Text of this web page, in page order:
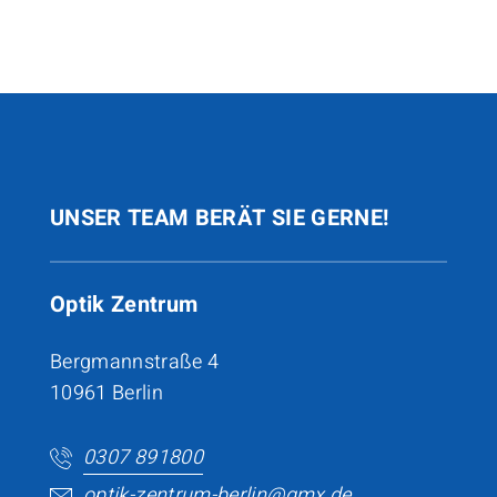
UNSER TEAM BERÄT SIE GERNE!
Optik Zentrum
Bergmannstraße 4
10961 Berlin
0307 891800